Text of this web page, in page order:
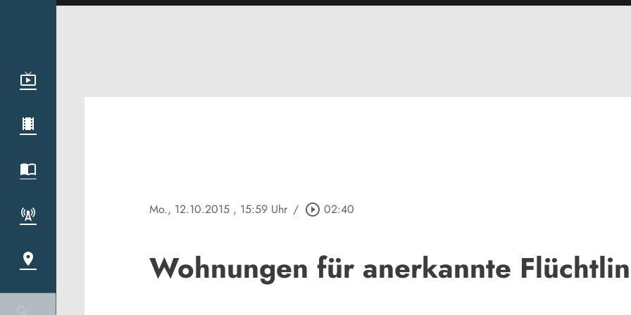
Mo., 12.10.2015 , 15:59 Uhr / play_circle_outline 02:40
Wohnungen für anerkannte